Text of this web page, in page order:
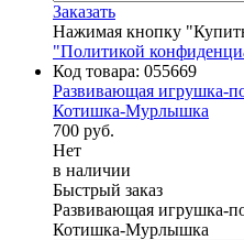
Заказать
Нажимая кнопку
"Политикой
Код товара: 055669
Развивающая игрушка-
Котишка-Мурлышка
700 руб.
Нет
в наличии
Быстрый заказ
Развивающая игрушка-
Котишка-Мурлышка